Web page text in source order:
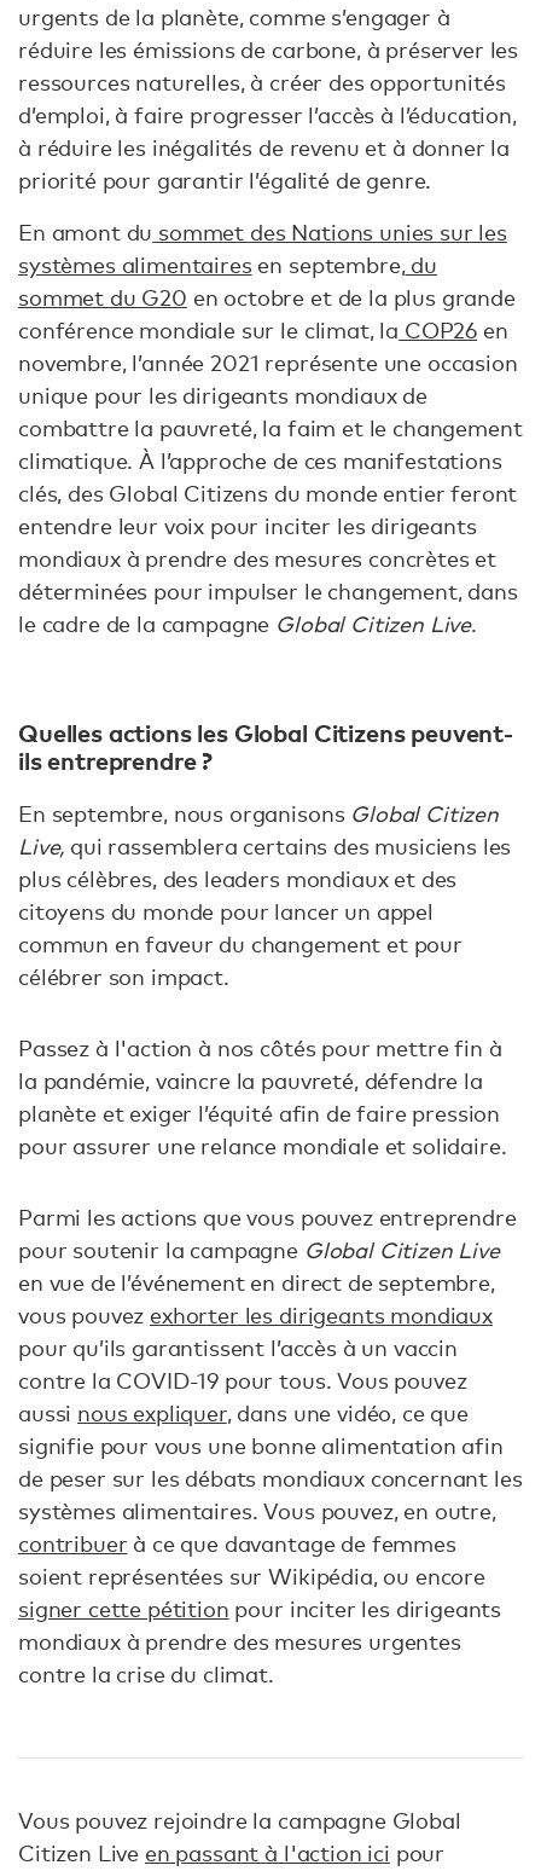
urgents de la planète, comme s’engager à
réduire les émissions de carbone, à préserver les
ressources naturelles, à créer des opportunités
d’emploi, à faire progresser l’accès à l’éducation,
à réduire les inégalités de revenu et à donner la
priorité pour garantir l’égalité de genre.
En amont du sommet des Nations unies sur les
systèmes alimentairesen septembre,du
sommet du G20 en octobre et de la plus grande
conférence mondiale sur le climat, la COP26 en
novembre, l’année 2021 représente une occasion
unique pour les dirigeants mondiaux de
combattre la pauvreté, la faim et le changement
climatique. À l’approche de ces manifestations
clés, des Global Citizens du monde entier feront
entendre leur voix pour inciter les dirigeants
mondiaux à prendre des mesures concrètes et
déterminées pour impulser le changement, dans
le cadre de la campagne Global Citizen Live.
Quelles actions les Global Citizens peuvent-
ils entreprendre ?
En septembre, nous organisons Global Citizen
Live, qui rassemblera certains des musiciens les
plus célèbres, des leaders mondiaux et des
citoyens du monde pour lancer un appel
commun en faveur du changement et pour
célébrer son impact.
Passez à l'action à nos côtés pour mettre fin à
la pandémie, vaincre la pauvreté, défendre la
planète et exiger l’équité afin de faire pression
pour assurer une relance mondiale et solidaire.
Parmi les actions que vous pouvez entreprendre
pour soutenir la campagne Global Citizen Live
en vue de l’événement en direct de septembre,
vous pouvez exhorter les dirigeants mondiaux
pour qu’ils garantissent l’accès à un vaccin
contre la COVID-19 pour tous. Vous pouvez
aussi nous expliquer, dans une vidéo, ce que
signifie pour vous une bonne alimentation afin
de peser sur les débats mondiaux concernant les
systèmes alimentaires. Vous pouvez, en outre,
contribuer à ce que davantage de femmes
soient représentées sur Wikipédia, ou encore
signer cette pétition pour inciter les dirigeants
mondiaux à prendre des mesures urgentes
contre la crise du climat.
Vous pouvez rejoindre la campagne Global
Citizen Live en passant à l'action ici pour